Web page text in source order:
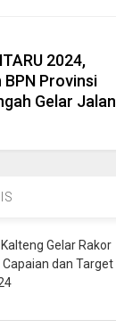
2024,
Provinsi
Gelar Jalan
Gelar Rakor
dan Target